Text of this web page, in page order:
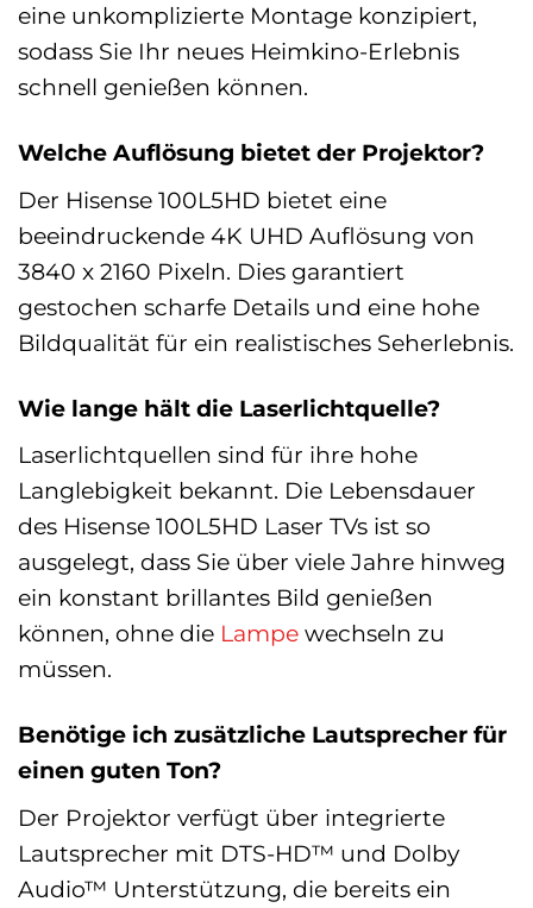
eine unkomplizierte Montage konzipiert,
sodass Sie Ihr neues Heimkino-Erlebnis
schnell genießen können.
Welche Auflösung bietet der Projektor?
Der Hisense 100L5HD bietet eine
beeindruckende 4K UHD Auflösung von
3840 x 2160 Pixeln. Dies garantiert
gestochen scharfe Details und eine hohe
Bildqualität für ein realistisches Seherlebnis.
Wie lange hält die Laserlichtquelle?
Laserlichtquellen sind für ihre hohe
Langlebigkeit bekannt. Die Lebensdauer
des Hisense 100L5HD Laser TVs ist so
ausgelegt, dass Sie über viele Jahre hinweg
ein konstant brillantes Bild genießen
können, ohne die Lampe wechseln zu
müssen.
Benötige ich zusätzliche Lautsprecher für
einen guten Ton?
Der Projektor verfügt über integrierte
Lautsprecher mit DTS-HD™ und Dolby
Audio™ Unterstützung, die bereits ein